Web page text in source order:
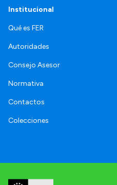
Institucional
Qué es FER
Autoridades
Consejo Asesor
Normativa
Contactos
Colecciones